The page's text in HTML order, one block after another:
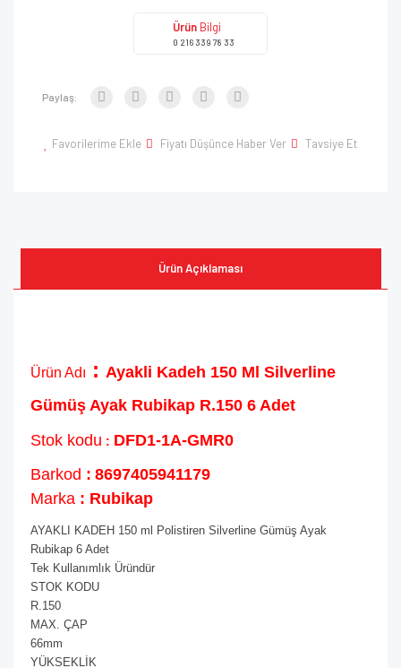
Ürün Bilgi
0 216 339 78 33
Paylaş:
Favorilerime Ekle Fiyatı Düşünce Haber Ver Tavsiye Et
Ürün Açıklaması
Ürün Adı : Ayakli Kadeh 150 Ml Silverline
Gümüş Ayak Rubikap R.150 6 Adet
Stok kodu : DFD1-1A-GMR0
Barkod : 8697405941179
Marka : Rubikap
AYAKLI KADEH 150 ml Polistiren Silverline Gümüş Ayak
Rubikap 6 Adet
Tek Kullanımlık Üründür
STOK KODU
R.150
MAX. ÇAP
66mm
YÜKSEKLİK